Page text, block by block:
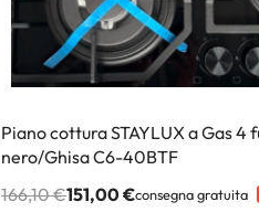
Piano cottura STAYLUX a Gas
nero/Ghisa C6-40BTF
166,10€151,00€consegna gratuita